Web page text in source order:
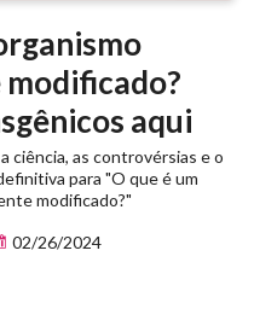
aqui
ciência, as controvérsias e o
para "O que é um
modificado?"
02/26/2024